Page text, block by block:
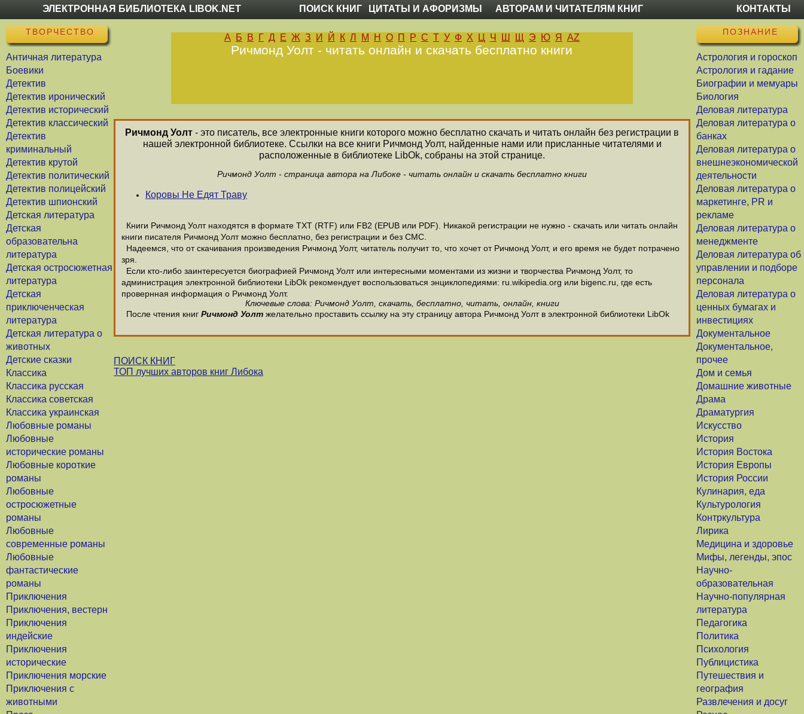
ЭЛЕКТРОННАЯ БИБЛИОТЕКА LIBOK.NET ПОИСК КНИГ ЦИТАТЫ И АФОРИЗМЫ АВТОРАМ И ЧИТАТЕЛЯМ КНИГ КОНТАКТЫ
ТВОРЧЕСТВО
Античная литература
Боевики
Детектив
Детектив иронический
Детектив исторический
Детектив классический
Детектив
криминальный
Детектив крутой
Детектив политический
Детектив полицейский
Детектив шпионский
Детская литература
Детская
образовательна
литература
Детская остросюжетная
литература
Детская
приключенческая
литература
Детская литература о
животных
Детские сказки
Классика
Классика русская
Классика советская
Классика украинская
Любовные романы
Любовные
исторические романы
Любовные короткие
романы
Любовные
остросюжетные
романы
Любовные
современные романы
Любовные
фантастические
романы
Приключения
Приключения, вестерн
Приключения
индейские
Приключения
исторические
Приключения морские
Приключения с
животными
ПОЗНАНИЕ
Астрология и гороскоп
Астрология и гадание
Биографии и мемуары
Биология
Деловая литература
Деловая литература о
банках
Деловая литература о
внешнеэкономической
деятельности
Деловая литература о
маркетинге, PR и
рекламе
Деловая литература о
менеджменте
Деловая литература об
управлении и подборе
персонала
Деловая литература о
ценных бумагах и
инвестициях
Документальное
Документальное,
прочее
Дом и семья
Домашние животные
Драма
Драматургия
Искусство
История
История Востока
История Европы
История России
Кулинария, еда
Культурология
Контркультура
Лирика
Медицина и здоровье
Мифы, легенды, эпос
Научно-
образовательная
Научно-популярная
литература
Педагогика
Политика
Психология
Публицистика
Путешествия и
география
Развлечения и досуг
А Б В Г Д Е Ж З И Й К Л М Н О П Р С Т У Ф Х Ц Ч Ш Щ Э Ю Я AZ
Ричмонд Уолт - читать онлайн и скачать бесплатно книги
Ричмонд Уолт - это писатель, все электронные книги которого можно бесплатно скачать и читать онлайн без регистрации в
нашей электронной библиотеке. Ссылки на все книги Ричмонд Уолт, найденные нами или присланные читателями и
расположенные в библиотеке LibOk, собраны на этой странице.
Ричмонд Уолт - страница автора на Либоке - читать онлайн и скачать бесплатно книги
Коровы Не Едят Траву
Книги Ричмонд Уолт находятся в формате ТХТ (RTF) или FB2 (EPUB или PDF). Никакой регистрации не нужно - скачать или читать онлайн
книги писателя Ричмонд Уолт можно бесплатно, без регистрации и без СМС.
Надеемся, что от скачивания произведения Ричмонд Уолт, читатель получит то, что хочет от Ричмонд Уолт, и его время не будет потрачено
зря.
Если кто-либо заинтересуется биографией Ричмонд Уолт или интересными моментами из жизни и творчества Ричмонд Уолт, то
администрация электронной библиотеки LibOk рекомендует воспользоваться энциклопедиями: ru.wikipedia.org или bigenc.ru, где есть
провернная информация о Ричмонд Уолт.
Ключевые слова: Ричмонд Уолт, скачать, бесплатно, читать, онлайн, книги
После чтения книг Ричмонд Уолт желательно проставить ссылку на эту страницу автора Ричмонд Уолт в электронной библиотеки LibOk
ПОИСК КНИГ
ТОП лучших авторов книг Либока